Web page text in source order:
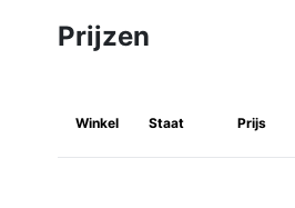
Prijzen
Winkel Staat Prijs